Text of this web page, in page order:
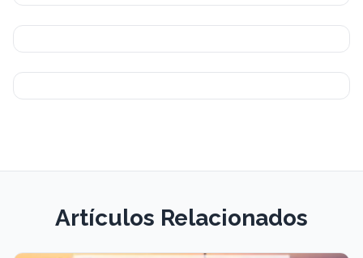
Artículos Relacionados